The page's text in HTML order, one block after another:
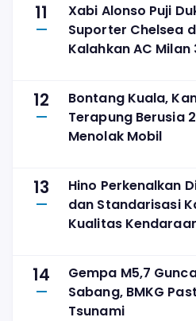
11
Xabi Alonso Puji
Suporter Chelsea
Kalahkan AC Milan
12
Bontang Kuala,
Terapung Berusia
Menolak Mobil
13
Hino Perkenalkan
dan Standarisasi
Kualitas
14
Gempa M5,7
Sabang, BMKG
Tsunami